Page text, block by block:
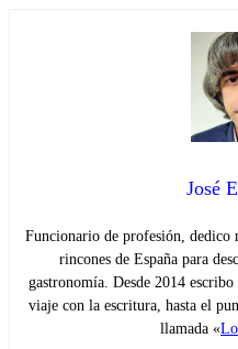
José
Funcionario de profesión,
rincones de España para
gastronomía. Desde 2014
viaje con la escritura, hasta el
llamada «